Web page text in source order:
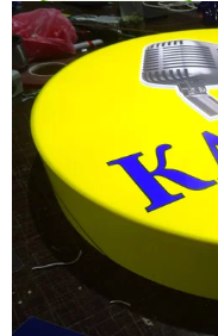
Подробней
Световые